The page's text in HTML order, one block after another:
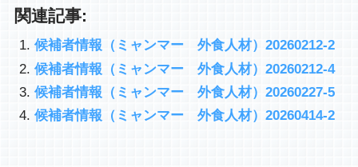
関連記事:
候補者情報（ミャンマー 外食人材）20260212-2
候補者情報（ミャンマー 外食人材）20260212-4
候補者情報（ミャンマー 外食人材）20260227-5
候補者情報（ミャンマー 外食人材）20260414-2